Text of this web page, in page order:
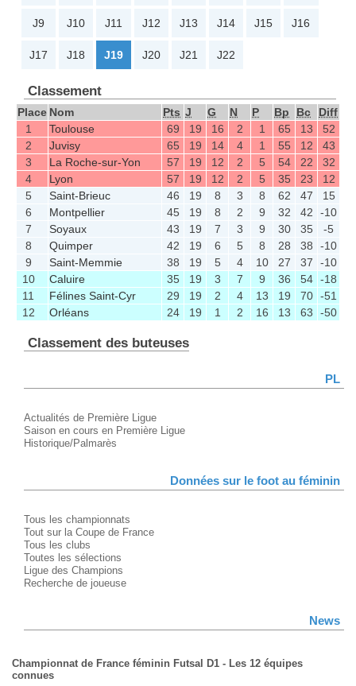
J9 J10 J11 J12 J13 J14 J15 J16
J17 J18 J19 J20 J21 J22
Classement
Place Nom Pts J G N P Bp Bc
Diff
1
Toulouse 69 19 16 2 1 65 13
52
2
Juvisy 65 19 14 4 1 55 12
43
3
La Roche-sur-Yon 57 19 12 2 5 54 22
32
4
Lyon 57 19 12 2 5 35 23
12
5
Saint-Brieuc 46 19 8 3 8 62 47
15
6
Montpellier 45 19 8 2 9 32 42
-10
7
Soyaux 43 19 7 3 9 30 35
-5
8
Quimper 42 19 6 5 8 28 38
-10
9
Saint-Memmie 38 19 5 4 10 27 37
-10
10
Caluire 35 19 3 7 9 36 54 -18
11
Félines Saint-Cyr 29 19 2 4 13 19 70 -51
12
Orléans 24 19 1 2 16 13 63 -50
Classement des buteuses
PL
Actualités de Première Ligue
Saison en cours en Première Ligue
Historique/Palmarès
Données sur le foot au féminin
Tous les championnats
Tout sur la Coupe de France
Tous les clubs
Toutes les sélections
Ligue des Champions
Recherche de joueuse
News
Championnat de France féminin Futsal D1 - Les 12 équipes
connues